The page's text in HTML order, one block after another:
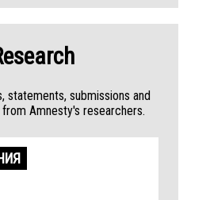
statements, submissions and
Amnesty's researchers.